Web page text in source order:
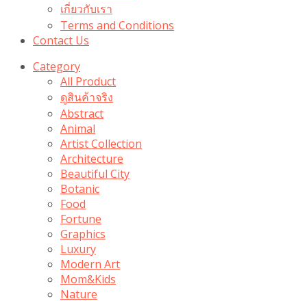
เกี่ยวกับเรา
Terms and Conditions
Contact Us
Category
All Product
ดูสินค้าจริง
Abstract
Animal
Artist Collection
Architecture
Beautiful City
Botanic
Food
Fortune
Graphics
Luxury
Modern Art
Mom&Kids
Nature